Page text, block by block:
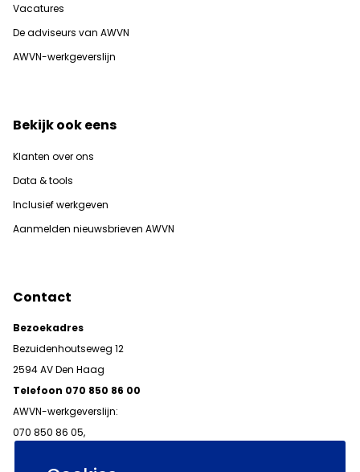
Vacatures
De adviseurs van AWVN
AWVN-werkgeverslijn
Bekijk ook eens
Klanten over ons
Data & tools
Inclusief werkgeven
Aanmelden nieuwsbrieven AWVN
Contact
Bezoekadres
Bezuidenhoutseweg 12
2594 AV Den Haag
Telefoon 070 850 86 00
AWVN-werkgeverslijn:
070 850 86 05,